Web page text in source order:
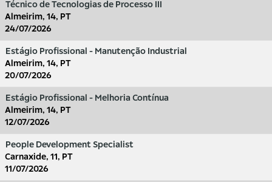
Técnico de Tecnologias de Processo III
Almeirim, 14, PT
24/07/2026
Estágio Profissional - Manutenção Industrial
Almeirim, 14, PT
20/07/2026
Estágio Profissional - Melhoria Contínua
Almeirim, 14, PT
12/07/2026
People Development Specialist
Carnaxide, 11, PT
11/07/2026